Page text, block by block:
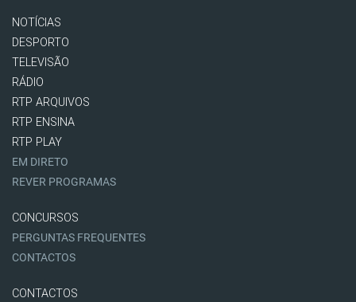
NOTÍCIAS
DESPORTO
TELEVISÃO
RÁDIO
RTP ARQUIVOS
RTP ENSINA
RTP PLAY
EM DIRETO
REVER PROGRAMAS
CONCURSOS
PERGUNTAS FREQUENTES
CONTACTOS
CONTACTOS